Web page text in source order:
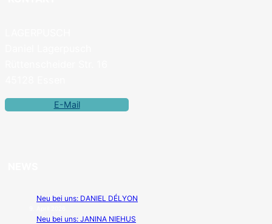
E-Mail
Neu bei uns: DANIEL DÉLYON
Neu bei uns: JANINA NIEHUS